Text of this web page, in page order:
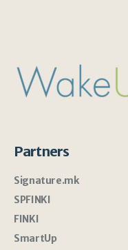
Partners
Signature.mk
SPFINKI
FINKI
SmartUp